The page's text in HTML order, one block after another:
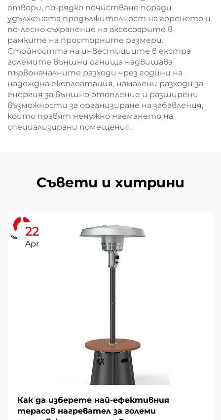
отвори, по-рядко почистване поради
удължената продължителност на горенето и
по-лесно съхранение на аксесоарите в
рамките на просторните размери.
Стойността на инвестициите в екстра
големите външни огнища надвишава
първоначалните разходи чрез години на
надеждна експлоатация, намалени разходи за
енергия за външно отопление и разширени
възможности за организиране на забавления,
които правят ненужно наемането на
специализирани помещения.
Съвети и хитрини
22
Apr
Как да изберете най-ефективния
терасов нагревател за големи